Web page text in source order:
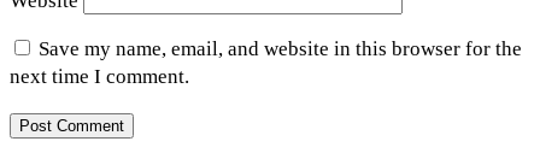
Save my name, email, and website in this browser for the
next time I comment.